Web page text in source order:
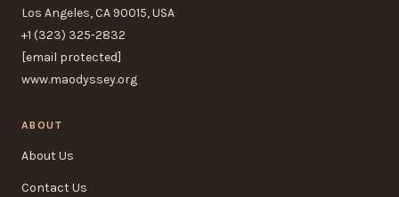
Los Angeles, CA 90015, USA
+1 (323) 325-2832
[email protected]
www.maodyssey.org
ABOUT
About Us
Contact Us